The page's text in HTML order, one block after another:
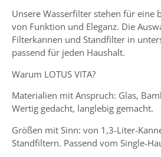
Unsere Wasserfilter stehen für eine
von Funktion und Eleganz. Die
Filterkannen und Standfilter in
passend für jeden Haushalt.
Warum LOTUS VITA?
Materialien mit Anspruch: Glas,
Wertig gedacht, langlebig gemacht.
Größen mit Sinn: von 1,3-Liter-
Standfiltern. Passend vom Single-